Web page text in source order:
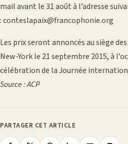
mail avant le 31 août à l’adresse
: conteslapaix@francophonie.org
Les prix seront annoncés au siège
New-York le 21 septembre 2015, à
célébration de la Journée
Source : ACP
PARTAGER CET ARTICLE